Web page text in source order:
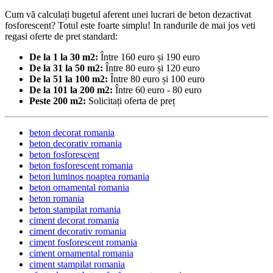
Cum vă calculați bugetul aferent unei lucrari de beton dezactivat
fosforescent? Totul este foarte simplu! In randurile de mai jos veti
regasi oferte de pret standard:
De la 1 la 30 m2: Între 160 euro și 190 euro
De la 31 la 50 m2: Între 80 euro și 120 euro
De la 51 la 100 m2: Între 80 euro și 100 euro
De la 101 la 200 m2: Între 60 euro - 80 euro
Peste 200 m2: Solicitați oferta de preț
beton decorat romania
beton decorativ romania
beton fosforescent
beton fosforescent romania
beton luminos noaptea romania
beton ornamental romania
beton romania
beton stampilat romania
ciment decorat romania
ciment decorativ romania
ciment fosforescent romania
ciment ornamental romania
ciment stampilat romania